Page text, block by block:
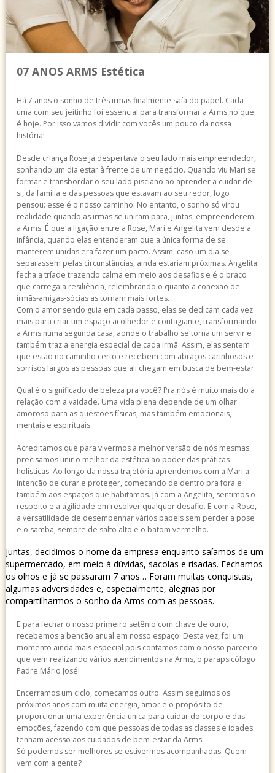
07 ANOS ARMS Estética
Há 7 anos o sonho de três irmãs finalmente saía do papel. Cada
uma com seu jeitinho foi essencial para transformar a Arms no que
é hoje. Por isso vamos dividir com vocês um pouco da nossa
história!
Desde criança Rose já despertava o seu lado mais empreendedor,
sonhando um dia estar à frente de um negócio. Quando viu Mari se
formar e transbordar o seu lado pisciano ao aprender a cuidar de
si, da família e das pessoas que estavam ao seu redor, logo
pensou: esse é o nosso caminho. No entanto, o sonho só virou
realidade quando as irmãs se uniram para, juntas, empreenderem
a Arms. É que a ligação entre a Rose, Mari e Angelita vem desde a
infância, quando elas entenderam que a única forma de se
manterem unidas era fazer um pacto. Assim, caso um dia se
separassem pelas circunstâncias, ainda estariam próximas. Angelita
fecha a tríade trazendo calma em meio aos desafios e é o braço
que carrega a resiliência, relembrando o quanto a conexão de
irmãs-amigas-sócias as tornam mais fortes.
Com o amor sendo guia em cada passo, elas se dedicam cada vez
mais para criar um espaço acolhedor e contagiante, transformando
a Arms numa segunda casa, aonde o trabalho se torna um servir e
também traz a energia especial de cada irmã. Assim, elas sentem
que estão no caminho certo e recebem com abraços carinhosos e
sorrisos largos as pessoas que ali chegam em busca de bem-estar.
Qual é o significado de beleza pra você? Pra nós é muito mais do a
relação com a vaidade. Uma vida plena depende de um olhar
amoroso para as questões físicas, mas também emocionais,
mentais e espirituais.
Acreditamos que para vivermos a melhor versão de nós mesmas
precisamos unir o melhor da estética ao poder das práticas
holísticas. Ao longo da nossa trajetória aprendemos com a Mari a
intenção de curar e proteger, começando de dentro pra fora e
também aos espaços que habitamos. Já com a Angelita, sentimos o
respeito e a agilidade em resolver qualquer desafio. E com a Rose,
a versatilidade de desempenhar vários papeis sem perder a pose
e o samba, sempre de salto alto e o batom vermelho.
Juntas, decidimos o nome da empresa enquanto saíamos de um
supermercado, em meio à dúvidas, sacolas e risadas. Fechamos
os olhos e já se passaram 7 anos… Foram muitas conquistas,
algumas adversidades e, especialmente, alegrias por
compartilharmos o sonho da Arms com as pessoas.
E para fechar o nosso primeiro setênio com chave de ouro,
recebemos a benção anual em nosso espaço. Desta vez, foi um
momento ainda mais especial pois contamos com o nosso parceiro
que vem realizando vários atendimentos na Arms, o parapsicólogo
Padre Mário José!
Encerramos um ciclo, começamos outro. Assim seguimos os
próximos anos com muita energia, amor e o propósito de
proporcionar uma experiência única para cuidar do corpo e das
emoções, fazendo com que pessoas de todas as classes e idades
tenham acesso aos cuidados de bem-estar da Arms.
Só podemos ser melhores se estivermos acompanhadas. Quem
vem com a gente?